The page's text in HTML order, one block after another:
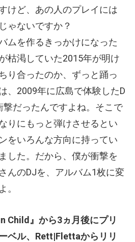
けど、あの人のプレイには
ゃないですか？
ムを作るきっかけになった
枯渇していた2015年が明け
り合ったのか、ずっと踊っ
、2009年に広島で体験したD
だったんですよね。そこで
りにもっと弾けさせるとい
をいろんな方向に持ってい
した。だから、僕が衝撃を
んのDJを、アルバム1枚に変
。
Child』から3ヵ月後にプリ
ベル、Rett|Flettaからリリ